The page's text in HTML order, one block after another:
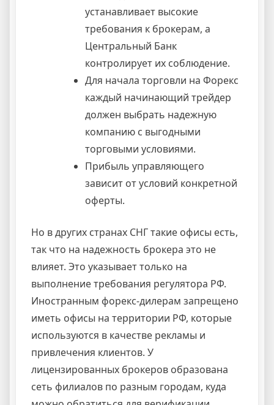
устанавливает высокие
требования к брокерам, а
Центральный Банк
контролирует их соблюдение.
Для начала торговли на Форекс
каждый начинающий трейдер
должен выбрать надежную
компанию с выгодными
торговыми условиями.
Прибыль управляющего
зависит от условий конкретной
оферты.
Но в других странах СНГ такие офисы есть,
так что на надежность брокера это не
влияет. Это указывает только на
выполнение требования регулятора РФ.
Иностранным форекс-дилерам запрещено
иметь офисы на территории РФ, которые
используются в качестве рекламы и
привлечения клиентов. У
лицензированных брокеров образована
сеть филиалов по разным городам, куда